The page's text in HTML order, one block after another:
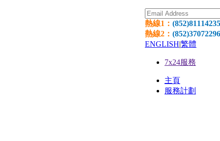
熱線1： (852)81114235
熱線2： (852)37072296
ENGLISH|繁體
7x24服務
主頁
服務計劃